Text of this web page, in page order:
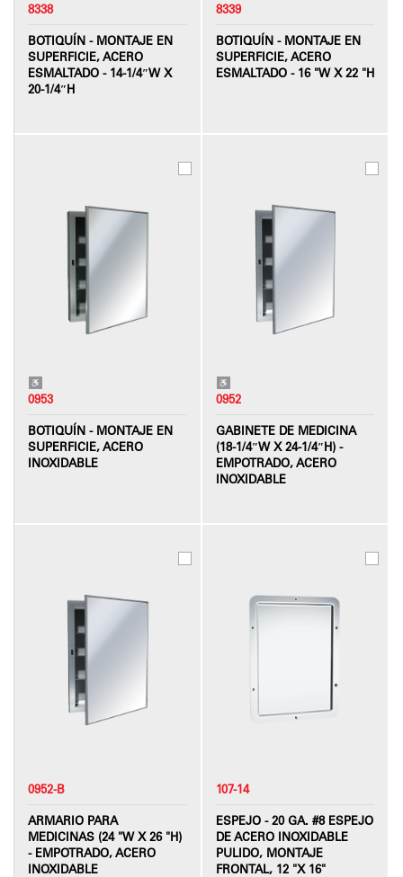
8338
BOTIQUÍN - MONTAJE EN
SUPERFICIE, ACERO
ESMALTADO - 14-1/4″W X
20-1/4″H
8339
BOTIQUÍN - MONTAJE EN
SUPERFICIE, ACERO
ESMALTADO - 16 "W X 22 "H
0953
BOTIQUÍN - MONTAJE EN
SUPERFICIE, ACERO
INOXIDABLE
0952
GABINETE DE MEDICINA
(18-1/4″W X 24-1/4″H) -
EMPOTRADO, ACERO
INOXIDABLE
0952-B
ARMARIO PARA
MEDICINAS (24 "W X 26 "H)
- EMPOTRADO, ACERO
INOXIDABLE
107-14
ESPEJO - 20 GA. #8 ESPEJO
DE ACERO INOXIDABLE
PULIDO, MONTAJE
FRONTAL, 12 "X 16"